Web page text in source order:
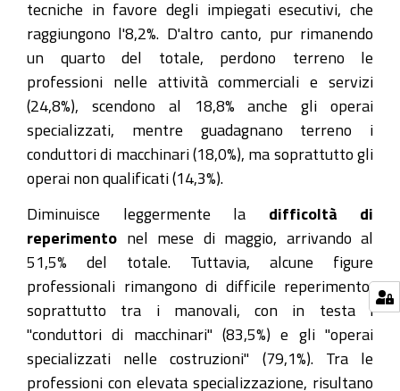
tecniche in favore degli impiegati esecutivi, che
raggiungono l'8,2%. D'altro canto, pur rimanendo
un quarto del totale, perdono terreno le
professioni nelle attività commerciali e servizi
(24,8%), scendono al 18,8% anche gli operai
specializzati, mentre guadagnano terreno i
conduttori di macchinari (18,0%), ma soprattutto gli
operai non qualificati (14,3%).
Diminuisce leggermente la difficoltà di
reperimento nel mese di maggio, arrivando al
51,5% del totale. Tuttavia, alcune figure
professionali rimangono di difficile reperimento,
soprattutto tra i manovali, con in testa i
"conduttori di macchinari" (83,5%) e gli "operai
specializzati nelle costruzioni" (79,1%). Tra le
professioni con elevata specializzazione, risultano